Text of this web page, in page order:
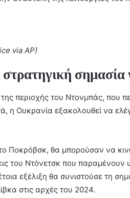
via AP)
περιοχής του Ντονμπάς, που
Ουκρανία εξακολουθεί να
Ποκρόβσκ, θα μπορούσαν να
του Ντόνετσκ που
εξέλιξη θα συνιστούσε τη
στις αρχές του 2024.